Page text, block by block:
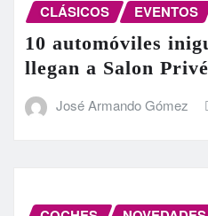
CLÁSICOS EVENTOS
10 automóviles
llegan a Salon
José Armando Gómez